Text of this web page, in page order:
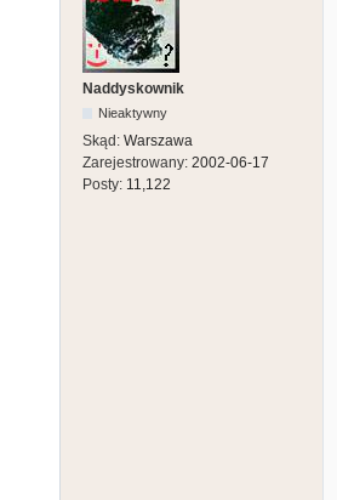
Naddyskownik
Nieaktywny
Skąd: Warszawa
Zarejestrowany: 2002-06-17
Posty: 11,122